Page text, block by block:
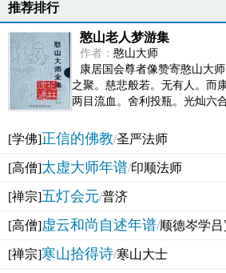
推荐排行
憨山老人梦游集
作者： 憨山大师
康居国会尊者像赞寄憨山
之聚。慈悲般若。无有人。而
两目流血。舍利投瓶。光灿六
[学佛]正信的佛教/圣严法师
[高僧]太虚大师年谱/印顺法师
[禅宗]五灯会元/普济
[高僧]虚云和尚自述年谱/顺德岑学吕
[禅宗]寒山拾得诗/寒山大士